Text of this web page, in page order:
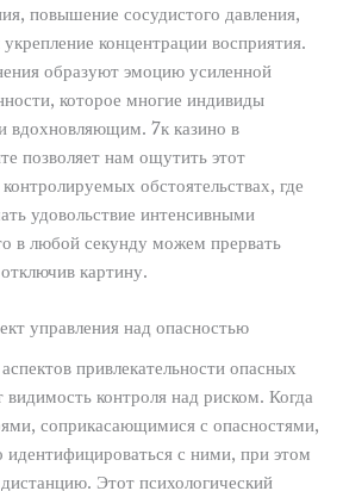
повышение сосудистого давления,
концентрации восприятия.
образуют эмоцию усиленной
которое многие индивиды
вдохновляющим. 7к казино в
позволяет нам ощутить этот
обстоятельствах, где
удовольствие интенсивными
в любой секунду можем прервать
картину.
управления над опасностью
привлекательности опасных
видимость контроля над риском. Когда
соприкасающимися с опасностями,
с ними, при этом
Этот психологический